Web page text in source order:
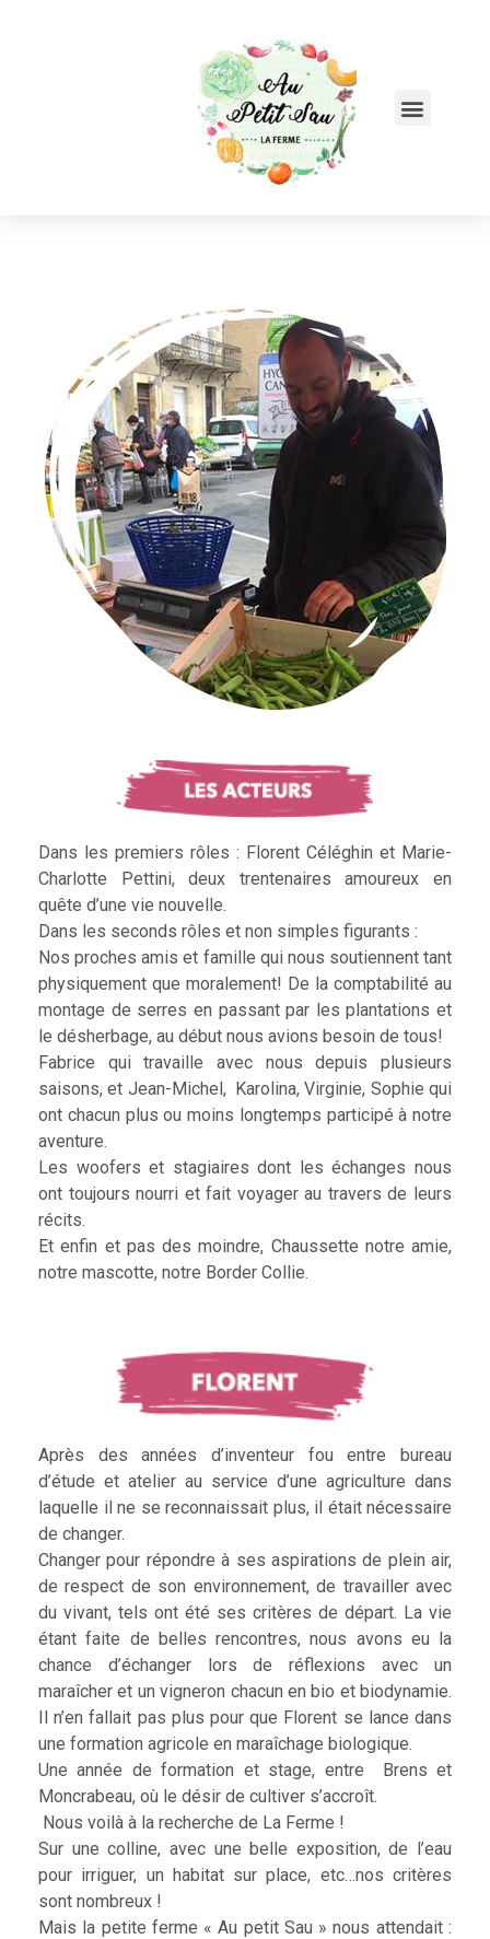
Dans les premiers rôles : Florent Céléghin et Marie-
Charlotte Pettini, deux trentenaires amoureux en
quête d’une vie nouvelle.
Dans les seconds rôles et non simples figurants :
Nos proches amis et famille qui nous soutiennent tant
physiquement que moralement! De la comptabilité au
montage de serres en passant par les plantations et
le désherbage, au début nous avions besoin de tous!
Fabrice qui travaille avec nous depuis plusieurs
saisons, et Jean-Michel, Karolina, Virginie, Sophie qui
ont chacun plus ou moins longtemps participé à notre
aventure.
Les woofers et stagiaires dont les échanges nous
ont toujours nourri et fait voyager au travers de leurs
récits.
Et enfin et pas des moindre, Chaussette notre amie,
notre mascotte, notre Border Collie.
Après des années d’inventeur fou entre bureau
d’étude et atelier au service d’une agriculture dans
laquelle il ne se reconnaissait plus, il était nécessaire
de changer.
Changer pour répondre à ses aspirations de plein air,
de respect de son environnement, de travailler avec
du vivant, tels ont été ses critères de départ. La vie
étant faite de belles rencontres, nous avons eu la
chance d’échanger lors de réflexions avec un
maraîcher et un vigneron chacun en bio et biodynamie.
Il n’en fallait pas plus pour que Florent se lance dans
une formation agricole en maraîchage biologique.
Une année de formation et stage, entre Brens et
Moncrabeau, où le désir de cultiver s’accroît.
Nous voilà à la recherche de La Ferme !
Sur une colline, avec une belle exposition, de l’eau
pour irriguer, un habitat sur place, etc…nos critères
sont nombreux !
Mais la petite ferme « Au petit Sau » nous attendait :